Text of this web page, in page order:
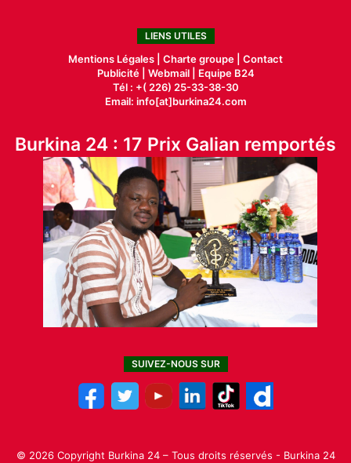
LIENS UTILES
Mentions Légales | Charte groupe | Contact
Publicité| Webmail |
Equipe B24
Tél : +( 226) 25-33-38-30
Email: info[at]burkina24.com
Burkina 24 : 17 Prix Galian remportés
SUIVEZ-NOUS SUR
© 2026 Copyright Burkina 24 – Tous droits réservés - Burkina 24